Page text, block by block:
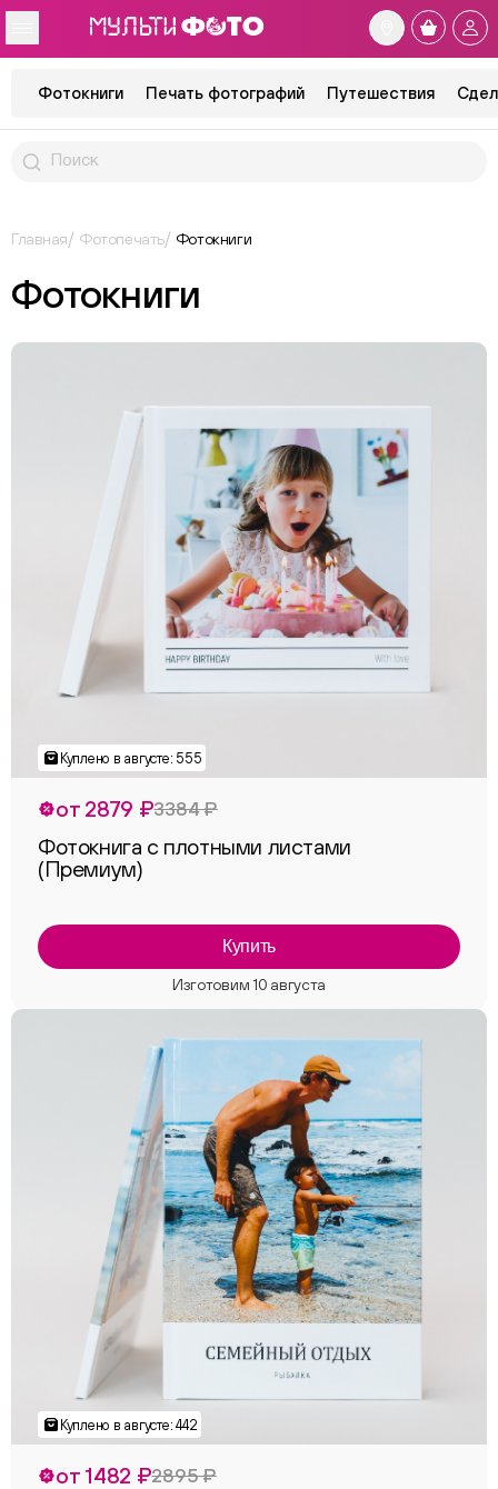
Фотокниги Печать фотографий Путешествия
Главная Фотопечать Фотокниги
Фотокниги
от 2879 ₽3384 ₽
Фотокнига с плотными листами
(Премиум)
Купить
от 1482 ₽2895 ₽